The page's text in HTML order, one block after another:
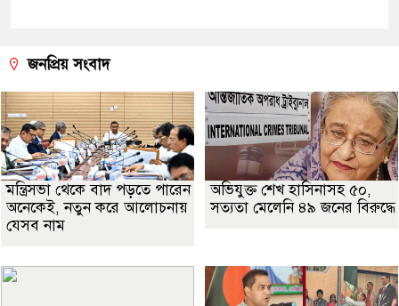
জনপ্রিয় সংবাদ
মন্ত্রিসভা থেকে বাদ পড়তে পারেন
অনেকেই, নতুন করে আলোচনায়
যেসব নাম
অভিযুক্ত শেখ হাসিনাসহ ৫০,
সত্যতা মেলেনি ৪৯ জনের বিরুদ্ধে